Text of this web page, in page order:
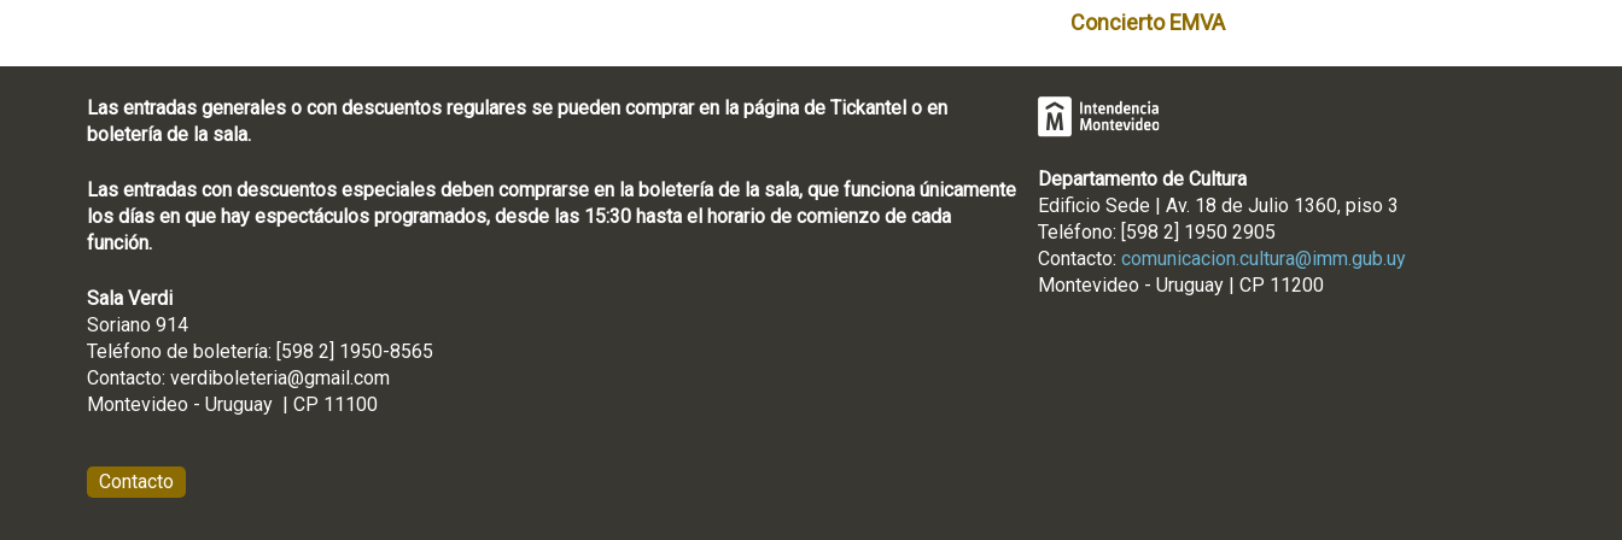
Concierto EMVA
Las entradas generales o con descuentos regulares se pueden comprar en la página de Tickantel o en
boletería de la sala.
Las entradas con descuentos especiales deben comprarse en la boletería de la sala, que funciona únicamente
los días en que hay espectáculos programados, desde las 15:30 hasta el horario de comienzo de cada
función.
Sala Verdi
Soriano 914
Teléfono de boletería: [598 2] 1950-8565
Contacto: verdiboleteria@gmail.com
Montevideo - Uruguay | CP 11100
Contacto
Departamento de Cultura
Edificio Sede | Av. 18 de Julio 1360, piso 3
Teléfono: [598 2] 1950 2905
Contacto: comunicacion.cultura@imm.gub.uy
Montevideo - Uruguay | CP 11200